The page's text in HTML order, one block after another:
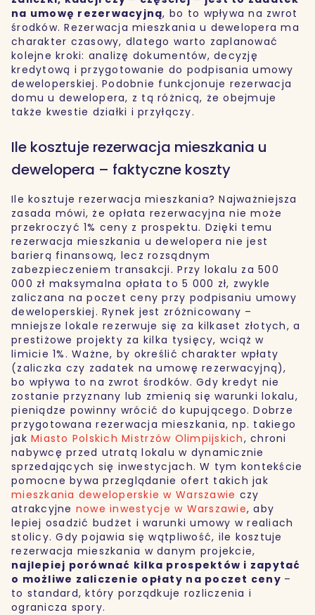
na umowę rezerwacyjną, bo to wpływa na zwrot
środków. Rezerwacja mieszkania u dewelopera ma
charakter czasowy, dlatego warto zaplanować
kolejne kroki: analizę dokumentów, decyzję
kredytową i przygotowanie do podpisania umowy
deweloperskiej. Podobnie funkcjonuje rezerwacja
domu u dewelopera, z tą różnicą, że obejmuje
także kwestie działki i przyłączy.
Ile kosztuje rezerwacja mieszkania u
dewelopera – faktyczne koszty
Ile kosztuje rezerwacja mieszkania? Najważniejsza
zasada mówi, że opłata rezerwacyjna nie może
przekroczyć 1% ceny z prospektu. Dzięki temu
rezerwacja mieszkania u dewelopera nie jest
barierą finansową, lecz rozsądnym
zabezpieczeniem transakcji. Przy lokalu za 500
000 zł maksymalna opłata to 5 000 zł, zwykle
zaliczana na poczet ceny przy podpisaniu umowy
deweloperskiej. Rynek jest zróżnicowany –
mniejsze lokale rezerwuje się za kilkaset złotych, a
prestiżowe projekty za kilka tysięcy, wciąż w
limicie 1%. Ważne, by określić charakter wpłaty
(zaliczka czy zadatek na umowę rezerwacyjną),
bo wpływa to na zwrot środków. Gdy kredyt nie
zostanie przyznany lub zmienią się warunki lokalu,
pieniądze powinny wrócić do kupującego. Dobrze
przygotowana rezerwacja mieszkania, np. takiego
jakMiasto Polskich Mistrzów Olimpijskich, chroni
nabywcę przed utratą lokalu w dynamicznie
sprzedających się inwestycjach. W tym kontekście
pomocne bywa przeglądanie ofert takich jak
mieszkania deweloperskie w Warszawie czy
atrakcyjne nowe inwestycje w Warszawie, aby
lepiej osadzić budżet i warunki umowy w realiach
stolicy. Gdy pojawia się wątpliwość, ile kosztuje
rezerwacja mieszkania w danym projekcie,
najlepiej porównać kilka prospektów i zapytać
o możliwe zaliczenie opłaty na poczet ceny –
to standard, który porządkuje rozliczenia i
ogranicza spory.